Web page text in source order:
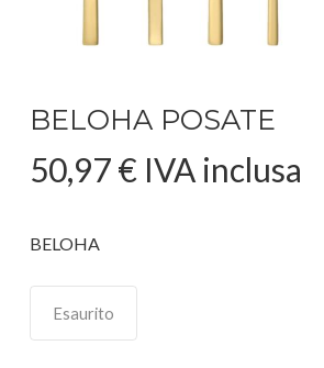
BELOHA POSATE
50,97€ IVA inclusa
BELOHA
Esaurito